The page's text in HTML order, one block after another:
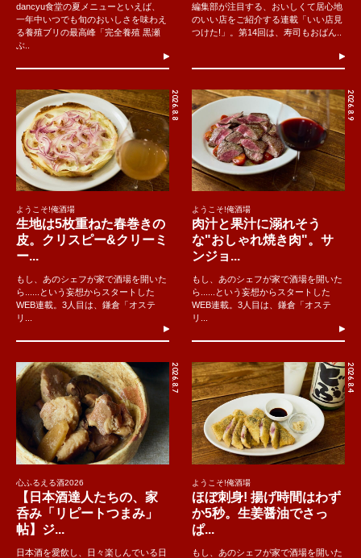
dancyu食堂の夏メニューといえば、
一年中いつでも旬のおいしさを味わえ
る養殖ブリの最高峰「完全養殖 黒瀬
ぶ..
編集部が注目する、おいしくて居心地
のいい店をご紹介する連載「いい店見
つけた!」。第14回は、寿司もおばん..
2026.8.8
ようこそ!俺酒場
生地は5枚重ねた春巻きの
皮。クリスピー&クリーミ
ー...
もし、あのシェフが家で酒場を開いた
ら......という妄想からスタートした
WEB連載。3人目は、鎌倉「オステ
リ...
2026.8.9
ようこそ!俺酒場
肉汁と果汁に溺れそう
な"おしゃれ焼き肉"。サ
ンジョ...
もし、あのシェフが家で酒場を開いた
ら......という妄想からスタートした
WEB連載。3人目は、鎌倉「オステ
リ...
2026.8.7
心ふるえる酒2026
【日本酒達人たちの、家
呑み「リピートつまみ」
帖】ジ...
日本酒を愛飲し、日々楽しんでいる日
2026.8.4
ようこそ!俺酒場
ほぼ刺身! 揚げ時間はわず
か5秒。生姜醤油でさっ
ぱ...
もし、あのシェフが家で酒場を開いた